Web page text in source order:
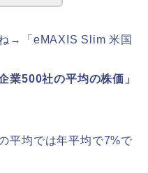
→「eMAXIS Slim 米国
業500社の平均の株価」
平均では年平均で7%で